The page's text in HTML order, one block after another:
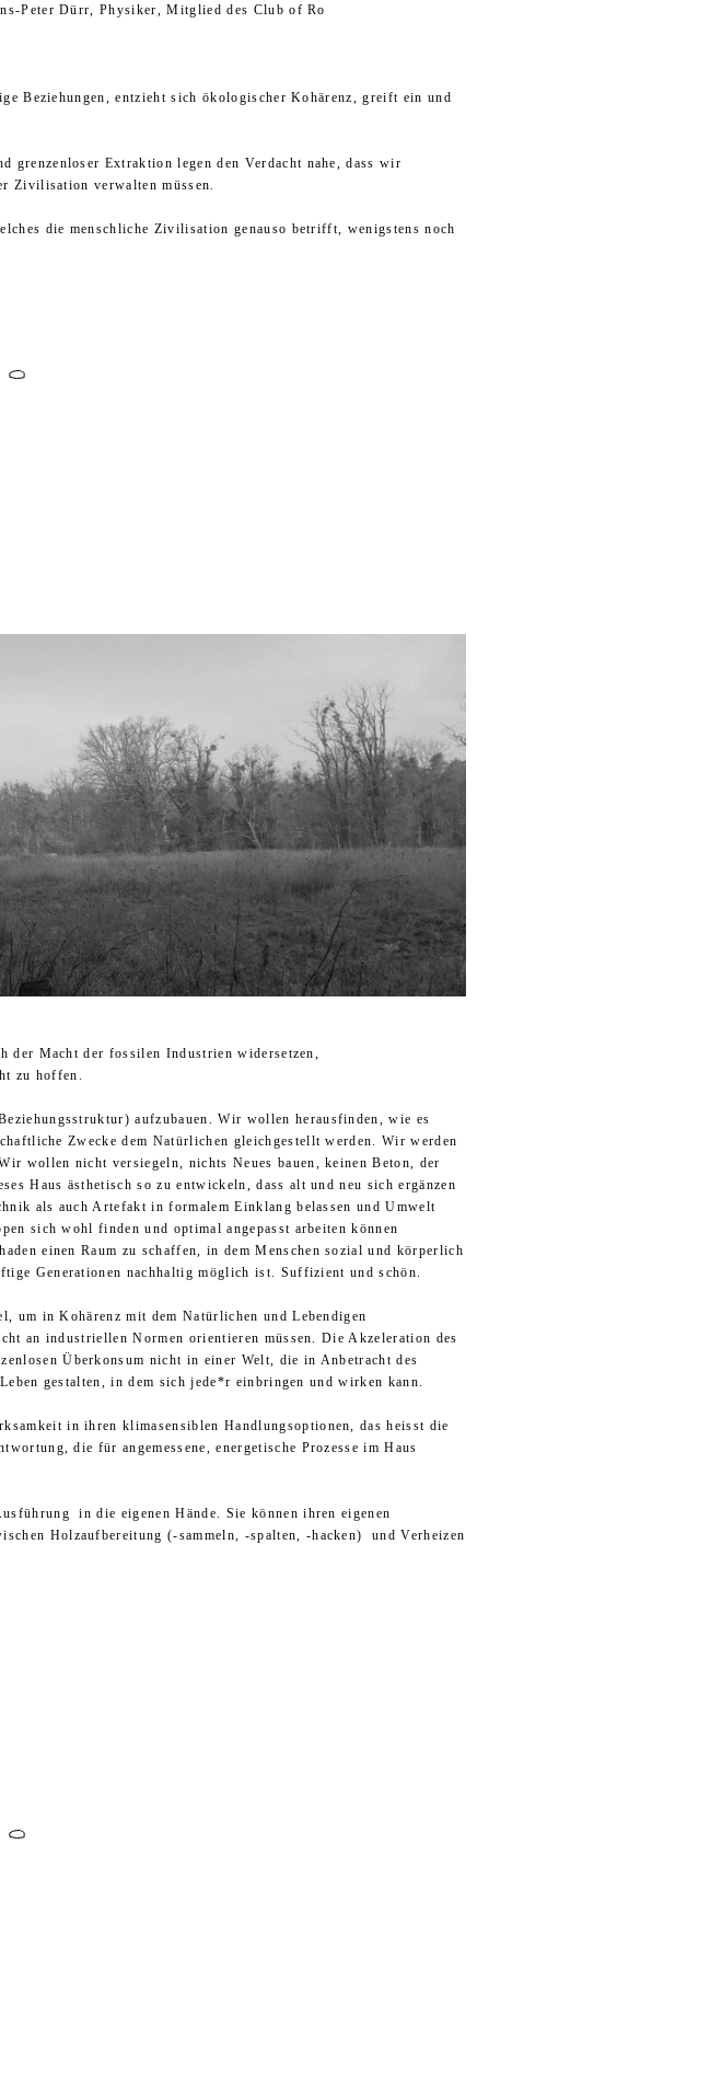
Peter Dürr, Physiker, Mitglied des Club of Ro
Beziehungen, entzieht sich ökologischer Kohärenz, greift ein und
grenzenloser Extraktion legen den Verdacht nahe, dass wir
Zivilisation verwalten müssen
die menschliche Zivilisation genauso betrifft, wenigstens noch
der Macht der fossilen Industrien widersetzen,
zu hoffen.
aufzubauen. Wir wollen herausfinden, wie es
Zwecke dem Natürlichen gleichgestellt werden. Wir werden
wollen nicht versiegeln, nichts Neues bauen, keinen Beton, der
Haus ästhetisch so zu entwickeln, dass alt und neu sich ergänzen
als auch Artefakt in formalem Einklang belassen und Umwelt
sich wohl finden und optimal angepasst arbeiten können
einen Raum zu schaffen, in dem Menschen sozial und körperlich
Generationen nachhaltig möglich ist. Suffizient und schön.
um in Kohärenz mit dem Natürlichen und Lebendigen
an industriellen Normen orientieren müssen. Die Akzeleration des
Überkonsum nicht in einer Welt, die in Anbetracht des
gestalten, in dem sich jede*r einbringen und wirken kann.
in ihren klimasensiblen Handlungsoptionen, das heisst die
die für angemessene, energetische Prozesse im Haus
in die eigenen Hände. Sie können ihren eigenen
Holzaufbereitung (-sammeln, -spalten, -hacken) und Verheizen